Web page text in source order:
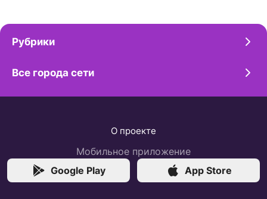
Рубрики
Все города сети
О проекте
Мобильное приложение
Google Play
App Store